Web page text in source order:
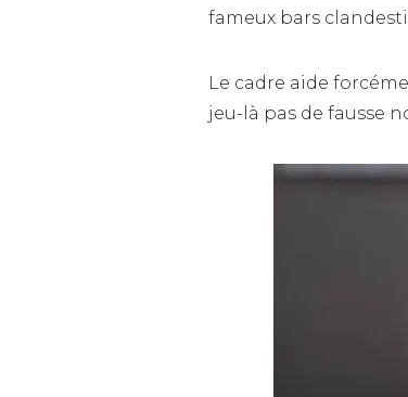
fameux bars
Le cadre aide
jeu-là pas de fausse